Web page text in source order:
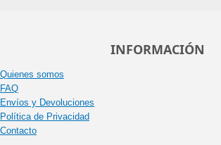
INFORMACIÓN
Quienes somos
FAQ
Envíos y Devoluciones
Política de Privacidad
Contacto